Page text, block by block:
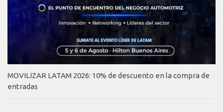
MOVILIZAR LATAM 2026: 10% de descuento en la compra de
entradas